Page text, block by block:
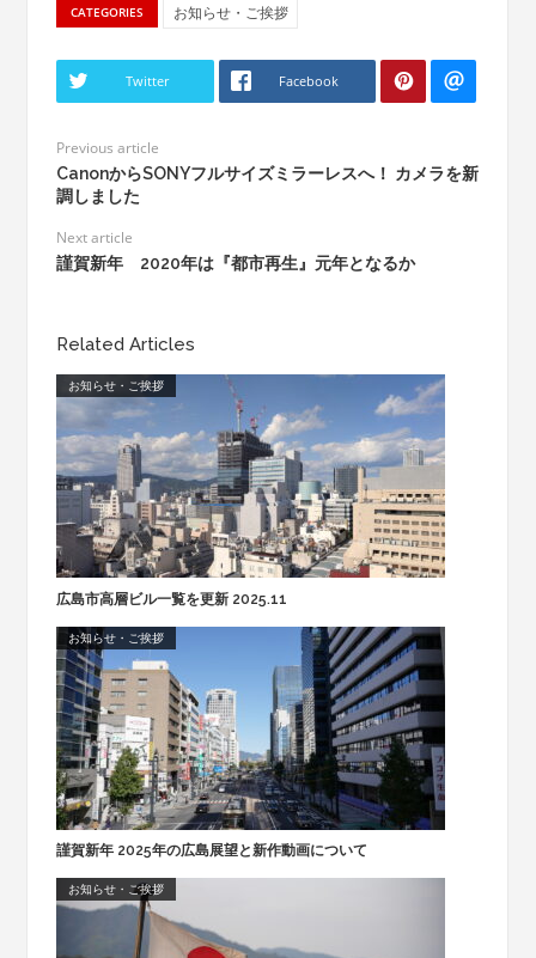
CATEGORIES お知らせ・ご挨拶
Twitter Facebook
Previous article
CanonからSONYフルサイズミラーレスへ！ カメラを新
調しました
Next article
謹賀新年 2020年は『都市再生』元年となるか
Related Articles
お知らせ・ご挨拶
広島市高層ビル一覧を更新 2025.11
お知らせ・ご挨拶
謹賀新年 2025年の広島展望と新作動画について
お知らせ・ご挨拶